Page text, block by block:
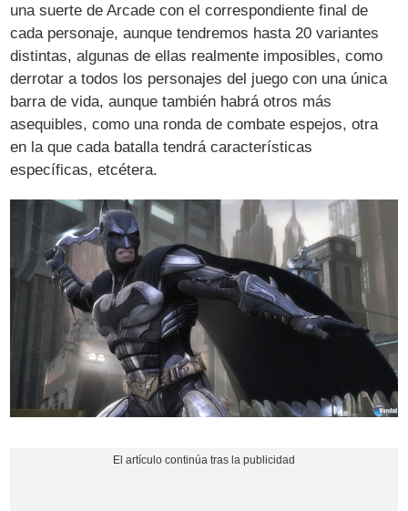
una suerte de Arcade con el correspondiente final de
cada personaje, aunque tendremos hasta 20 variantes
distintas, algunas de ellas realmente imposibles, como
derrotar a todos los personajes del juego con una única
barra de vida, aunque también habrá otros más
asequibles, como una ronda de combate espejos, otra
en la que cada batalla tendrá características
específicas, etcétera.